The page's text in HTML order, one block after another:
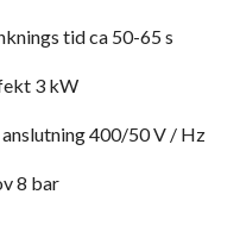
tid ca 50-65 s
3 kW
400/50 V / Hz
8 bar